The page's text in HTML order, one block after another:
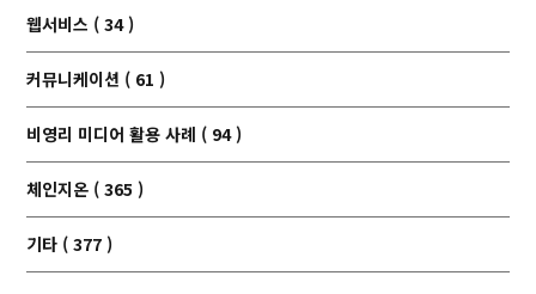
웹서비스 ( 34 )
커뮤니케이션 ( 61 )
비영리 미디어 활용 사례 ( 94 )
체인지온 ( 365 )
기타 ( 377 )